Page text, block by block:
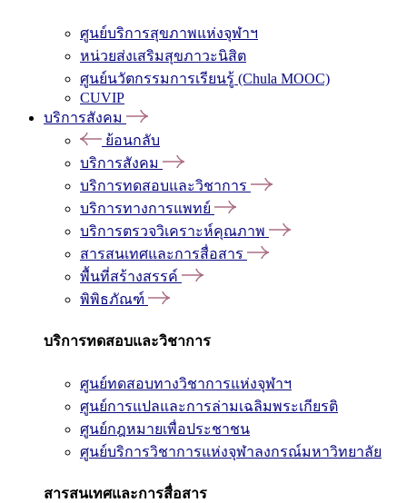
ศูนย์บริการสุขภาพแห่งจุฬาฯ
หน่วยส่งเสริมสุขภาวะนิสิต
ศูนย์นวัตกรรมการเรียนรู้ (Chula MOOC)
CUVIP
บริการสังคม
ย้อนกลับ
บริการสังคม
บริการทดสอบและวิชาการ
บริการทางการแพทย์
บริการตรวจวิเคราะห์คุณภาพ
สารสนเทศและการสื่อสาร
พื้นที่สร้างสรรค์
พิพิธภัณฑ์
บริการทดสอบและวิชาการ
ศูนย์ทดสอบทางวิชาการแห่งจุฬาฯ
ศูนย์การแปลและการล่ามเฉลิมพระเกียรติ
ศูนย์กฎหมายเพื่อประชาชน
ศูนย์บริการวิชาการแห่งจุฬาลงกรณ์มหาวิทยาลัย
สารสนเทศและการสื่อสาร